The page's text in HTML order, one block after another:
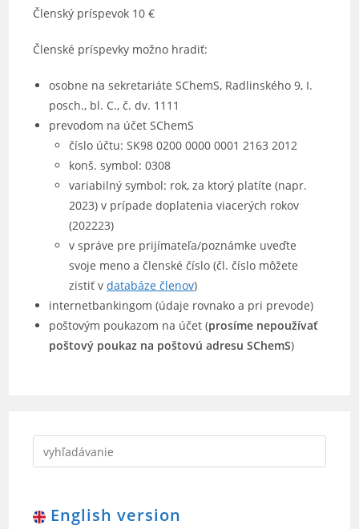
Členský príspevok 10 €
Členské príspevky možno hradiť:
osobne na sekretariáte SChemS, Radlinského 9, I.
posch., bl. C., č. dv. 1111
prevodom na účet SChemS
číslo účtu: SK98 0200 0000 0001 2163 2012
konš. symbol: 0308
variabilný symbol: rok, za ktorý platíte (napr.
2023) v prípade doplatenia viacerých rokov
(202223)
v správe pre prijímateľa/poznámke uveďte
svoje meno a členské číslo (čl. číslo môžete
zistiť vdatabáze členov)
internetbankingom (údaje rovnako a pri prevode)
poštovým poukazom na účet (prosíme nepoužívať
poštový poukaz na poštovú adresu SChemS)
English version